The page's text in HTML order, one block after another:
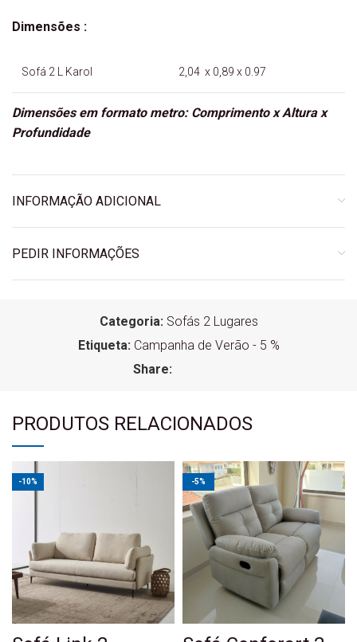
Dimensões :
Sofá 2 L Karol 2,04 x 0,89 x 0.97
Dimensões em formato metro: Comprimento x Altura x
Profundidade
INFORMAÇÃO ADICIONAL
PEDIR INFORMAÇÕES
Categoria: Sofás 2 Lugares
Etiqueta: Campanha de Verão - 5 %
Share:
PRODUTOS RELACIONADOS
-10% -5%